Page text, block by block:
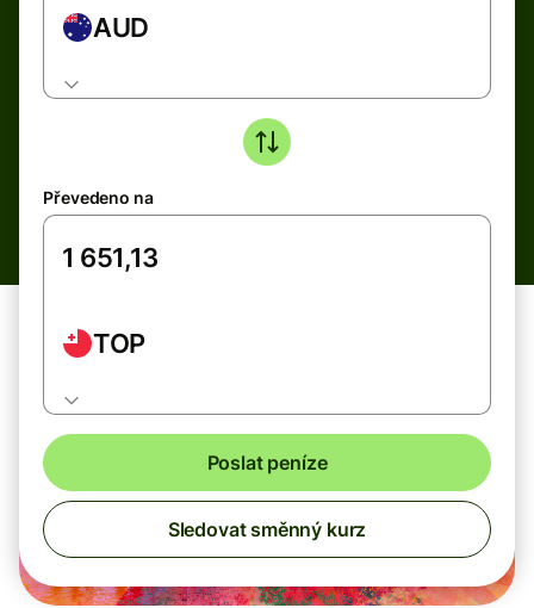
AUD
Převedeno na
TOP
Poslat peníze
Sledovat směnný kurz